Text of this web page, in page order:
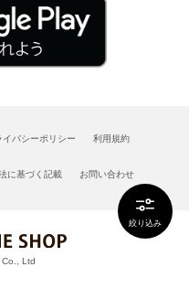
絞り込み
イバシーポリシー 利用規約
に基づく記載 お問い合わせ
Ltd